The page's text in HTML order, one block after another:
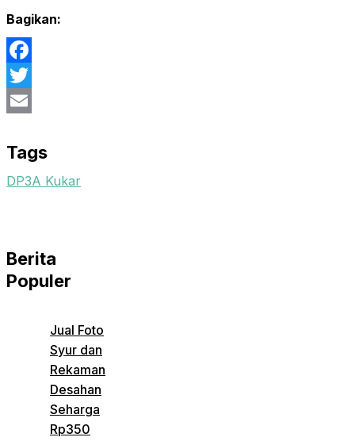
Bagikan:
Facebook
Twitter
Tags
DP3A Kukar
Berita
Populer
Jual Foto
Syur dan
Rekaman
Desahan
Seharga
Rp350